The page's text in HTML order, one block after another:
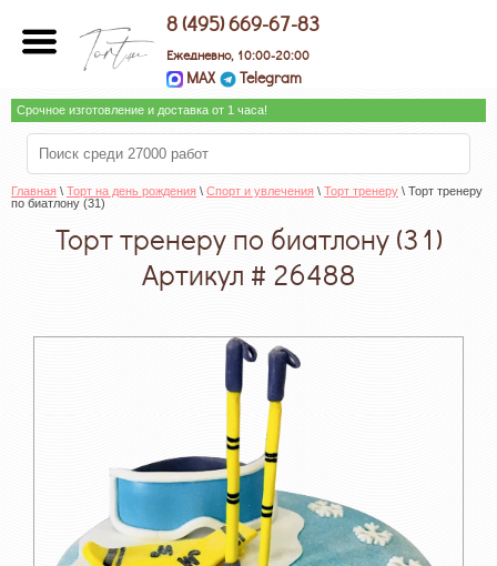
8 (495) 669-67-83
Ежедневно, 10:00-20:00
MAX Telegram
Срочное изготовление и доставка от 1 часа!
Главная \ Торт на день рождения \ Спорт и увлечения \ Торт тренеру \ Торт тренеру
по биатлону (31)
Торт тренеру по биатлону (31)
Артикул # 26488